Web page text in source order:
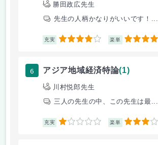
勝田政広先生
先生の人柄かなりがいいです！...
充実 4 楽単 4
6 アジア地域経済特論(1)
川村悦郎先生
三人の先生の中、この先生は最...
充実 1 楽単 3